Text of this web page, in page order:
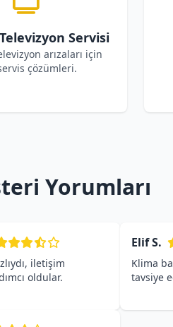
Servisi
arızaları için
çözümleri.
Yorumları
iletişim
oldular.
Elif S.
Klima
tavsiye